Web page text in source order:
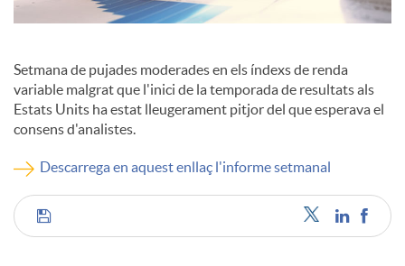
d
e
c
o
Setmana de pujades moderades en els índexs de renda
variable malgrat que l'inici de la temporada de resultats als
Estats Units ha estat lleugerament pitjor del que esperava el
consens d'analistes.
Descarrega en aquest enllaç l'informe setmanal
C